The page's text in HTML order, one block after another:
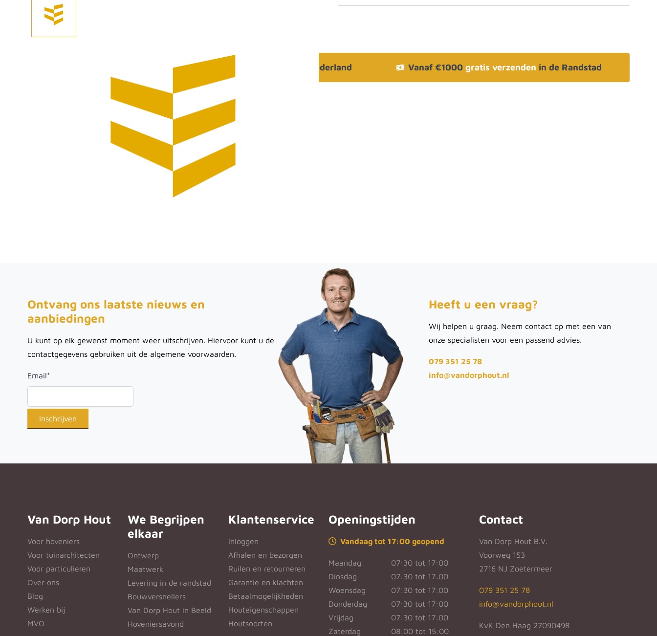
Afhalen? Kom gerust langs Bezorgen in heel Nederland Vanaf €1000 gratis verzenden in de Randstad
Productomschrijving
Deur Meerpolder bangkirai 1000x1970 frame+slot v.R.
Ontvang ons laatste nieuws en
aanbiedingen
U kunt op elk gewenst moment weer uitschrijven. Hiervoor kunt u de
contactgegevens gebruiken uit de algemene voorwaarden.
Email*
Heeft u een vraag?
Wij helpen u graag. Neem contact op met een van
onze specialisten voor een passend advies.
079 351 25 78
info@vandorphout.nl
Van Dorp Hout
Voor hoveniers
Voor tuinarchitecten
Voor particulieren
Over ons
Blog
Werken bij
MVO
We Begrijpen
elkaar
Ontwerp
Maatwerk
Levering in de randstad
Bouwversnellers
Van Dorp Hout in Beeld
Hoveniersavond
Klantenservice
Inloggen
Afhalen en bezorgen
Ruilen en retourneren
Garantie en klachten
Betaalmogelijkheden
Houteigenschappen
Houtsoorten
Openingstijden
Vandaag tot 17:00 geopend
Maandag
07:30 tot 17:00
Dinsdag
07:30 tot 17:00
Woensdag
07:30 tot 17:00
Donderdag
07:30 tot 17:00
Vrijdag
07:30 tot 17:00
Zaterdag
08:00 tot 15:00
Contact
Van Dorp Hout B.V.
Voorweg 153
2716 NJ Zoetermeer
079 351 25 78
info@vandorphout.nl
KvK Den Haag 27090498